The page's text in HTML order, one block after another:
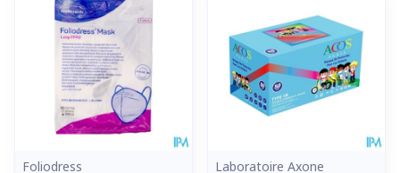
Foliodress
Laboratoire Axone